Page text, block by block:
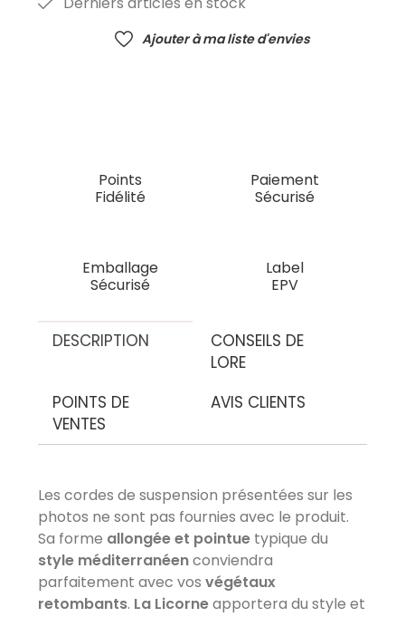
Ajouter à ma liste d'envies
Points
Fidélité
Paiement
Sécurisé
Emballage
Sécurisé
Label
EPV
DESCRIPTION
CONSEILS DE
LORE
POINTS DE
VENTES
AVIS CLIENTS
Les cordes de suspension présentées sur les
photos ne sont pas fournies avec le produit.
Sa forme allongée et pointue typique du
style méditerranéenconviendra
parfaitement avec vosvégétaux
retombants. La Licorneapportera du style et
AVIS À PROPOS DU PRODUIT
VOIR L'ATTESTATION 9.8/10